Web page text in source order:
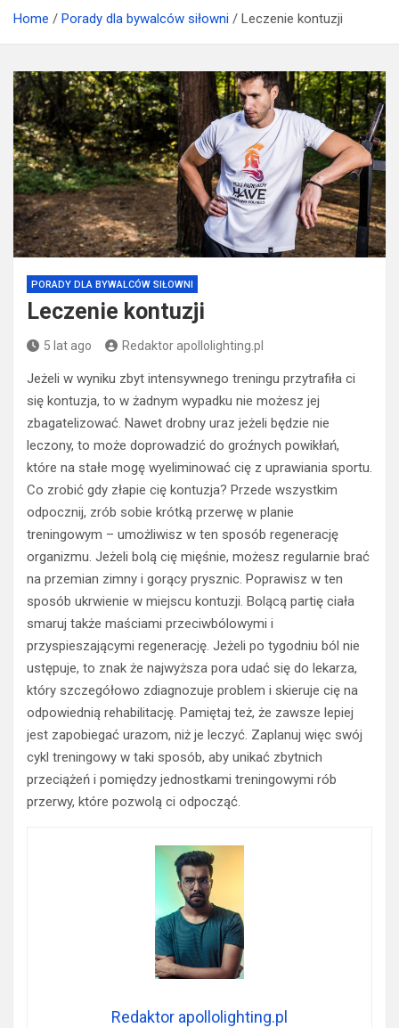
suplementacji
Home Porady dla bywalców siłowni Leczenie kontuzji
PORADY DLA BYWALCÓW SIŁOWNI
Leczenie kontuzji
5 lat ago Redaktor apollolighting.pl
Jeżeli w wyniku zbyt intensywnego treningu przytrafiła ci
się kontuzja, to w żadnym wypadku nie możesz jej
zbagatelizować. Nawet drobny uraz jeżeli będzie nie
leczony, to może doprowadzić do groźnych powikłań,
które na stałe mogę wyeliminować cię z uprawiania sportu.
Co zrobić gdy złapie cię kontuzja? Przede wszystkim
odpocznij, zrób sobie krótką przerwę w planie
treningowym – umożliwisz w ten sposób regenerację
organizmu. Jeżeli bolą cię mięśnie, możesz regularnie brać
na przemian zimny i gorący prysznic. Poprawisz w ten
sposób ukrwienie w miejscu kontuzji. Bolącą partię ciała
smaruj także maściami przeciwbólowymi i
przyspieszającymi regenerację. Jeżeli po tygodniu ból nie
ustępuje, to znak że najwyższa pora udać się do lekarza,
który szczegółowo zdiagnozuje problem i skieruje cię na
odpowiednią rehabilitację. Pamiętaj też, że zawsze lepiej
jest zapobiegać urazom, niż je leczyć. Zaplanuj więc swój
cykl treningowy w taki sposób, aby unikać zbytnich
przeciążeń i pomiędzy jednostkami treningowymi rób
przerwy, które pozwolą ci odpocząć.
Redaktor apollolighting.pl